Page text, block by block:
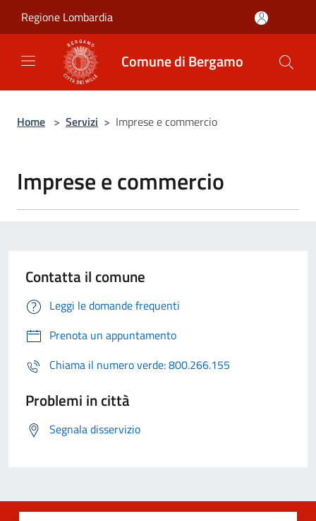
Regione Lombardia
Comune di Bergamo
Home > Servizi > Imprese e commercio
Imprese e commercio
Contatta il comune
Leggi le domande frequenti
Prenota un appuntamento
Chiama il numero verde: 800.266.155
Problemi in città
Segnala disservizio